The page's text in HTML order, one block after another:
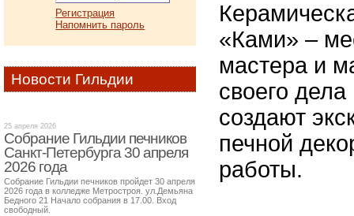
«Ками» –
мастера и
своего
создают
печной
работы.
Регистрация
Напомнить пароль
Новости Гильдии
25 апреля 2026
Собрание Гильдии печников
Санкт-Петербурга 30 апреля
2026 года
Собрание Гильдии печников пройдет 30 апреля
2026 года в колледже Метростроя. ул.Демьяна
Бедного 21 Начало собрания в 17.00. Вход
свободный.